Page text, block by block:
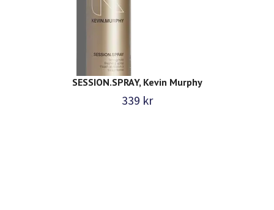
SESSION.SPRAY, Kevin Murphy
339 kr